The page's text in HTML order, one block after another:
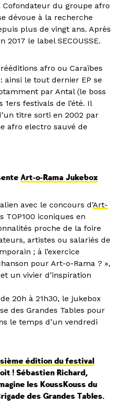
Cofondateur du groupe afro
dévoue à la recherche
plus de vingt ans. Après
2017 le label SECOUSSE.
afro ou Caraïbes
le tout dernier EP se
par Antal (le boss
festivals de l’été. Il
titre sorti en 2002 par
afro electro sauvé de
Art-o-Rama Jukebox
avec le concours d’Art-
TOP100 iconiques en
proche de la foire
artistes ou salariés de
; à l’exercice
pour Art-o-Rama ? »,
un vivier d’inspiration
20h à 21h30, le jukebox
des Grandes Tables pour
le temps d’un vendredi
édition du festival
! Sébastien Richard,
les KoussKouss du
des Grandes Tables.